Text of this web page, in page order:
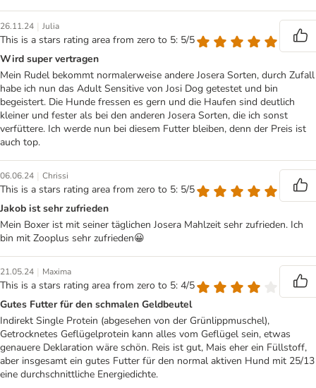
26.11.24 | Julia
This is a stars rating area from zero to 5: 5/5
Wird super vertragen
Mein Rudel bekommt normalerweise andere Josera Sorten, durch Zufall
habe ich nun das Adult Sensitive von Josi Dog getestet und bin
begeistert. Die Hunde fressen es gern und die Haufen sind deutlich
kleiner und fester als bei den anderen Josera Sorten, die ich sonst
verfüttere. Ich werde nun bei diesem Futter bleiben, denn der Preis ist
auch top.
06.06.24 | Chrissi
This is a stars rating area from zero to 5: 5/5
Jakob ist sehr zufrieden
Mein Boxer ist mit seiner täglichen Josera Mahlzeit sehr zufrieden. Ich
bin mit Zooplus sehr zufrieden😀
21.05.24 | Maxima
This is a stars rating area from zero to 5: 4/5
Gutes Futter für den schmalen Geldbeutel
Indirekt Single Protein (abgesehen von der Grünlippmuschel),
Getrocknetes Geflügelprotein kann alles vom Geflügel sein, etwas
genauere Deklaration wäre schön. Reis ist gut, Mais eher ein Füllstoff,
aber insgesamt ein gutes Futter für den normal aktiven Hund mit 25/13
eine durchschnittliche Energiedichte.